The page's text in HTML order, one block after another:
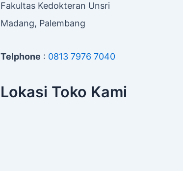
Fakultas Kedokteran Unsri
Madang, Palembang
Telphone : 0813 7976 7040
Lokasi Toko Kami